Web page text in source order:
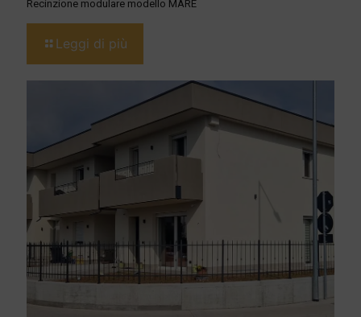
Recinzione modulare modello MARE
Leggi di più